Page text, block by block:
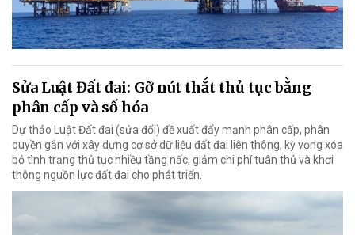
Sửa Luật Đất đai: Gỡ nút thắt thủ tục bằng
phân cấp và số hóa
Dự thảo Luật Đất đai (sửa đổi) đề xuất đẩy mạnh phân cấp, phân
quyền gắn với xây dựng cơ sở dữ liệu đất đai liên thông, kỳ vọng xóa
bỏ tình trạng thủ tục nhiều tầng nấc, giảm chi phí tuân thủ và khơi
thông nguồn lực đất đai cho phát triển.